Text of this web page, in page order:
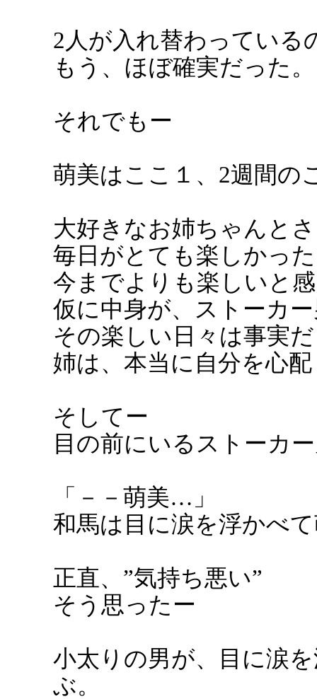
2人が入れ替わっている
もう、ほぼ確実だった。
それでもー
萌美はここ１、2週間の
大好きなお姉ちゃんと
毎日がとても楽しかっ
今までよりも楽しいと
仮に中身が、ストーカ
その楽しい日々は事実
姉は、本当に自分を心
そしてー
目の前にいるストーカ
「－－萌美…」
和馬は目に涙を浮かべ
正直、”気持ち悪い”
そう思ったー
小太りの男が、目に涙
ぶ。